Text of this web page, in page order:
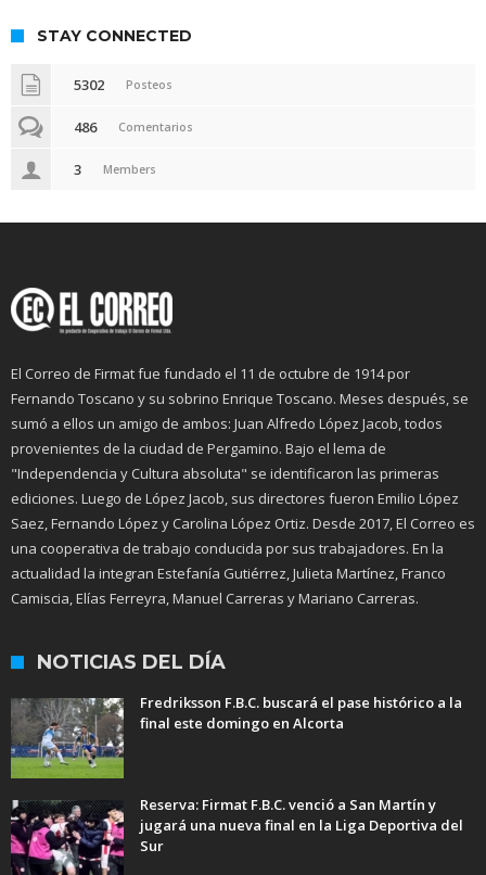
STAY CONNECTED
5302 Posteos
486 Comentarios
3 Members
El Correo de Firmat fue fundado el 11 de octubre de 1914 por
Fernando Toscano y su sobrino Enrique Toscano. Meses después, se
sumó a ellos un amigo de ambos: Juan Alfredo López Jacob, todos
provenientes de la ciudad de Pergamino. Bajo el lema de
"Independencia y Cultura absoluta" se identificaron las primeras
ediciones. Luego de López Jacob, sus directores fueron Emilio López
Saez, Fernando López y Carolina López Ortiz. Desde 2017, El Correo es
una cooperativa de trabajo conducida por sus trabajadores. En la
actualidad la integran Estefanía Gutiérrez, Julieta Martínez, Franco
Camiscia, Elías Ferreyra, Manuel Carreras y Mariano Carreras.
NOTICIAS DEL DÍA
Fredriksson F.B.C. buscará el pase histórico a la
final este domingo en Alcorta
Reserva: Firmat F.B.C. venció a San Martín y
jugará una nueva final en la Liga Deportiva del
Sur